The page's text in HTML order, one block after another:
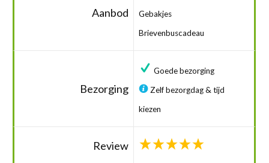
Aanbod
Gebakjes
Brievenbuscadeau
Bezorging
Goede bezorging
Zelf bezorgdag & tijd
kiezen
Review